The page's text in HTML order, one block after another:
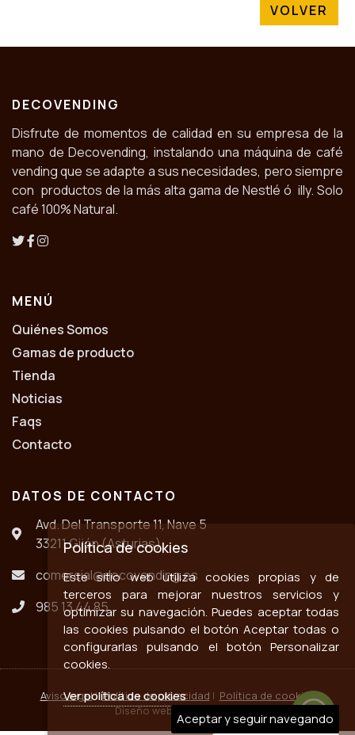
VOLVER
DECOVENDING
Disfrute de momentos de calidad en su empresa de la
mano de Decovending, instalando una máquina de café
vending que se adapte a sus necesidades, pero siempre
con productos de la más alta gama de Nestlé ó illy. Solo
café 100% Natural.
MENÚ
Quiénes Somos
Gamas de producto
Tienda
Noticias
Faqs
Contacto
DATOS DE CONTACTO
Avd. Del Transporte 11, Nave 5
33211 Gijón (Asturias)
comercial@decovending.es
985 13 44 85
Aviso legal|Política de privacidad | Política de cookies
Diseño web ::
Política de cookies
Este sitio web utiliza cookies propias y de
terceros para mejorar nuestros servicios y
optimizar su navegación. Puedes aceptar todas
las cookies pulsando el botón Aceptar todas o
configurarlas pulsando el botón Personalizar
cookies.
Ver política de cookies
Aceptar y seguir navegando